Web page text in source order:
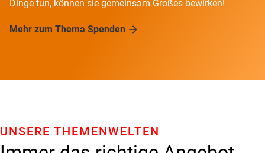
Dinge tun, können sie gemeinsam Großes bewirken!
Mehr zum Thema Spenden
UNSERE THEMENWELTEN